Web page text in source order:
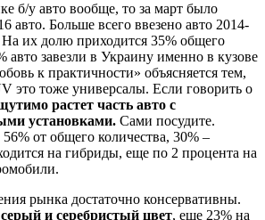
б/у авто вообще, то за март было
авто. Больше всего ввезено авто 2014-
их долю приходится 35% общего
авто завезли в Украину именно в кузове
к практичности» объясняется тем,
это тоже универсалы. Если говорить о
растет часть авто с
установками. Сами посудите.
от общего количества, 30% –
на гибриды, еще по 2 процента на
рынка достаточно консервативны.
и серебристый цвет, еще 23% на